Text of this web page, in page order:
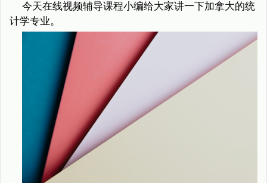
今天在线视频辅导课程小编给大家讲一下加拿大的统
计学专业。